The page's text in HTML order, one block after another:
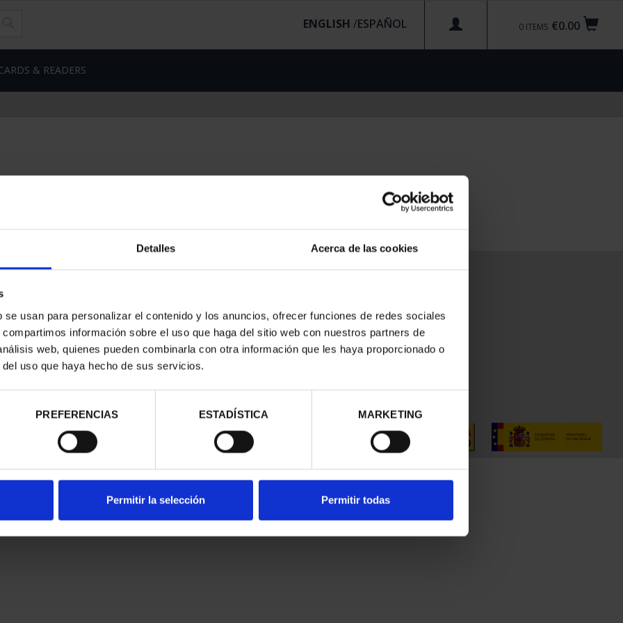
Detalles Acerca de las cookies
usan para personalizar el contenido y los anuncios, ofrecer funciones de redes sociales
información sobre el uso que haga del sitio web con nuestros partners de
web, quienes pueden combinarla con otra información que les haya proporcionado o
uso que haya hecho de sus servicios.
PREFERENCIAS ESTADÍSTICA MARKETING
Permitir la selección Permitir todas
€0.00
0 ITEMS
ENGLISH /
& READERS
Legales